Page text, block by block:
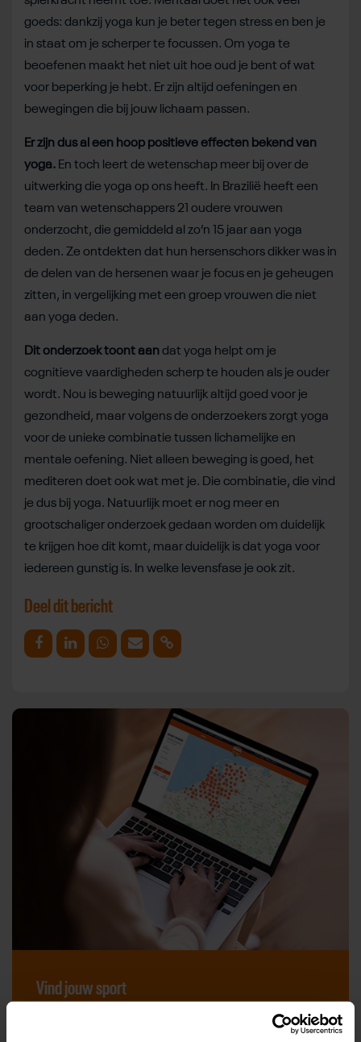
goeds: dankzij yoga kun je beter tegen stress en ben je
in staat om je scherper te focussen. Om yoga te
beoefenen maakt het niet uit hoe oud je bent of wat
voor beperking je hebt. Er zijn altijd oefeningen en
bewegingen die bij jouw lichaam passen.
Er zijn dus al een hoop positieve effecten bekend van
yoga. En toch leert de wetenschap meer bij over de
uitwerking die yoga op ons heeft. In Brazilië heeft een
team van wetenschappers 21 oudere vrouwen
onderzocht, die gemiddeld al zo’n 15 jaar aan yoga
deden. Ze ontdekten dat hun hersenschors dikker was in
de delen van de hersenen waar je focus en je geheugen
zitten, in vergelijking met een groep vrouwen die niet
aan yoga deden.
Dit onderzoek toont aandat yoga helpt om je
cognitieve vaardigheden scherp te houden als je ouder
wordt. Nou is beweging natuurlijk altijd goed voor je
gezondheid, maar volgens de onderzoekers zorgt yoga
voor de unieke combinatie tussen lichamelijke en
mentale oefening. Niet alleen beweging is goed, het
mediteren doet ook wat met je. Die combinatie, die vind
je dus bij yoga. Natuurlijk moet er nog meer en
grootschaliger onderzoek gedaan worden om duidelijk
te krijgen hoe dit komt, maar duidelijk is dat yoga voor
iedereen gunstig is. In welke levensfase je ook zit.
Deel dit bericht
Deel op Facebook
Deel op LinkedinDeel op Whatsapp
Mail link Kopieer link
Vind jouw sport
Van atletiek tot zwemmen: met onze Sportzoeker